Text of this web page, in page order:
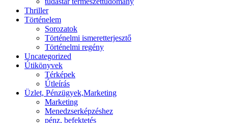
Thriller
Történelem
Sorozatok
Történelmi ismeretterjesztő
Történelmi regény
Uncategorized
Útikönyvek
Térképek
Útleírás
Üzlet, Pénzügyek,Marketing
Marketing
Menedzserképzéshez
pénz, befektetés